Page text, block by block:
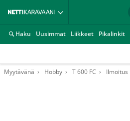
Haku Uusimmat Liikkeet Pikalinkit
Myytävänä Hobby T 600 FC Ilmoitus